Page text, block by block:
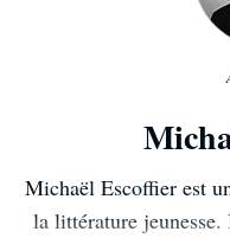
Michaël Escoffier est
la littérature